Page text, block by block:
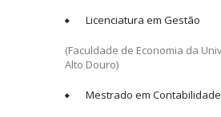
Licenciatura em Gestão
(Faculdade de Economia da
Alto Douro)
Mestrado em